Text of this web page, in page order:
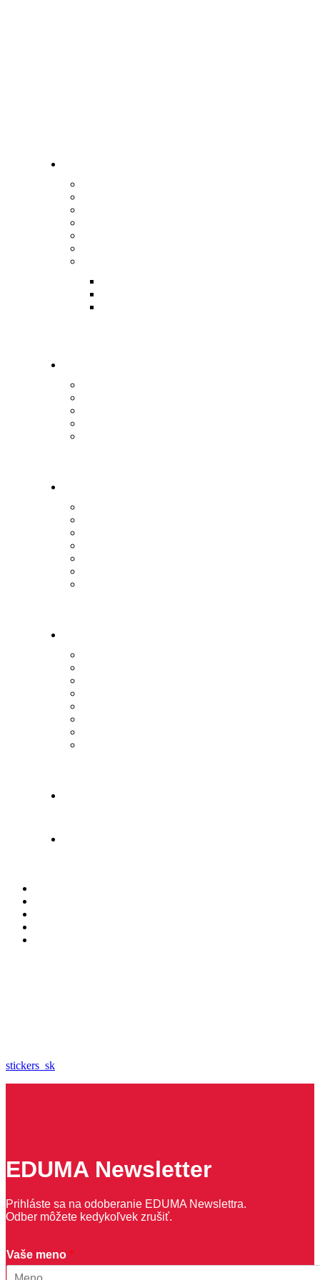
stickers_sk
EDUMA Newsletter
Prihláste sa na odoberanie EDUMA Newslettra.
Odber môžete kedykoľvek zrušiť.
V
a
Vaše meno *